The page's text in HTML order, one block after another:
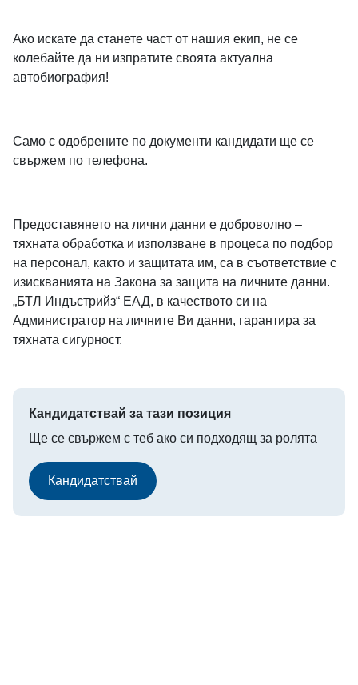
Ако искате да станете част от нашия екип, не се
колебайте да ни изпратите своята актуална
автобиография!
Само с одобрените по документи кандидати ще се
свържем по телефона.
Предоставянето на лични данни е доброволно –
тяхната обработка и използване в процеса по подбор
на персонал, както и защитата им, са в съответствие с
изискванията на Закона за защита на личните данни.
„БТЛ Индъстрийз“ ЕАД, в качеството си на
Администратор на личните Ви данни, гарантира за
тяхната сигурност.
Кандидатствай за тази позиция
Ще се свържем с теб ако си подходящ за ролята
Кандидатствай